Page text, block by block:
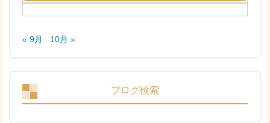
« 9月 10月 »
ブログ検索